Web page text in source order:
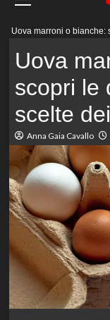
Uova marroni o bianche:
Uova
scopri le
scelte
Anna Gaia Cavallo